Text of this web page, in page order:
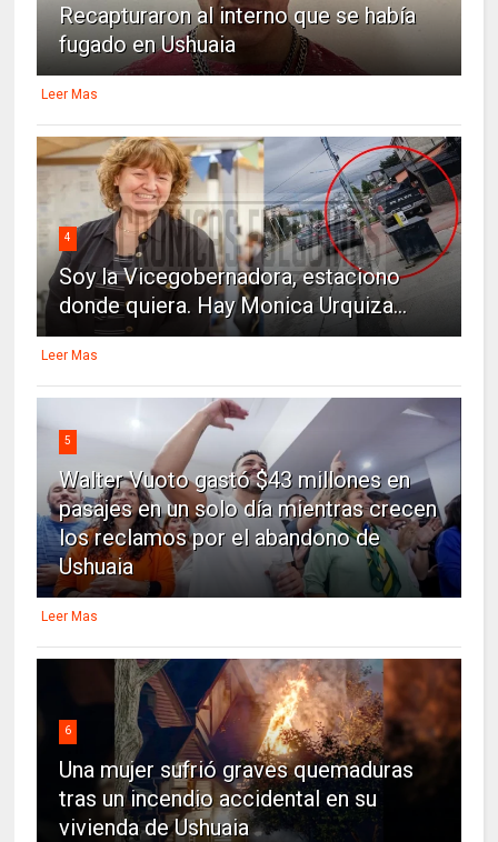
Recapturaron al interno que se había
fugado en Ushuaia
Leer Mas
4
Soy la Vicegobernadora, estaciono
donde quiera. Hay Monica Urquiza...
Leer Mas
5
Walter Vuoto gastó $43 millones en
pasajes en un solo día mientras crecen
los reclamos por el abandono de
Ushuaia
Leer Mas
6
Una mujer sufrió graves quemaduras
tras un incendio accidental en su
vivienda de Ushuaia